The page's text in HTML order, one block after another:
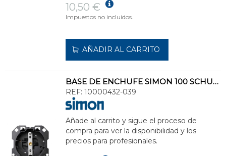
10,50 €
Impuestos no incluidos.
AÑADIR AL CARRITO
BASE DE ENCHUFE SIMON 100 SCHUKO 16A 250V 1 CLIC
REF: 10000432-039
Añade al carrito y sigue el proceso de
compra para ver la disponibilidad y los
precios para profesionales.